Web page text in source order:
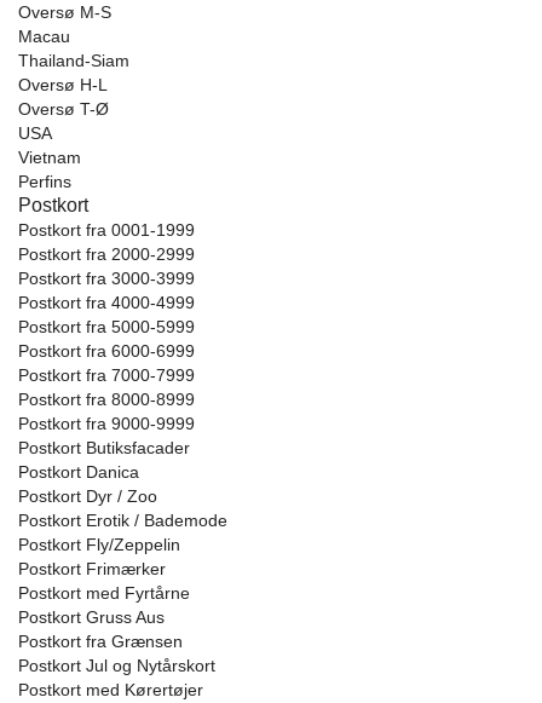
Oversø M-S
Macau
Thailand-Siam
Oversø H-L
Oversø T-Ø
USA
Vietnam
Perfins
Postkort
Postkort fra 0001-1999
Postkort fra 2000-2999
Postkort fra 3000-3999
Postkort fra 4000-4999
Postkort fra 5000-5999
Postkort fra 6000-6999
Postkort fra 7000-7999
Postkort fra 8000-8999
Postkort fra 9000-9999
Postkort Butiksfacader
Postkort Danica
Postkort Dyr / Zoo
Postkort Erotik / Bademode
Postkort Fly/Zeppelin
Postkort Frimærker
Postkort med Fyrtårne
Postkort Gruss Aus
Postkort fra Grænsen
Postkort Jul og Nytårskort
Postkort med Kørertøjer